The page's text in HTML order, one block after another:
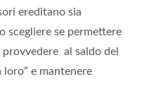
ereditano sia
scegliere se permettere
provvedere al saldo del
e mantenere